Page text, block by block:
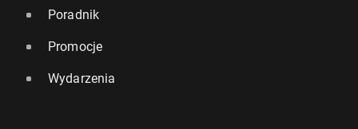
Poradnik
Promocje
Wydarzenia